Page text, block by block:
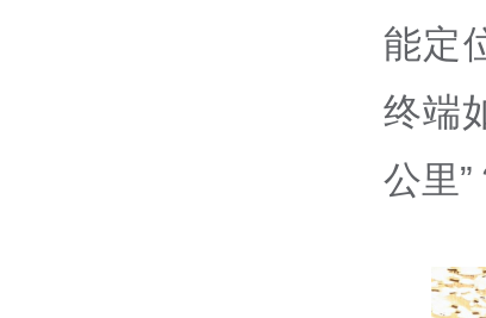
能定
终端
公里”